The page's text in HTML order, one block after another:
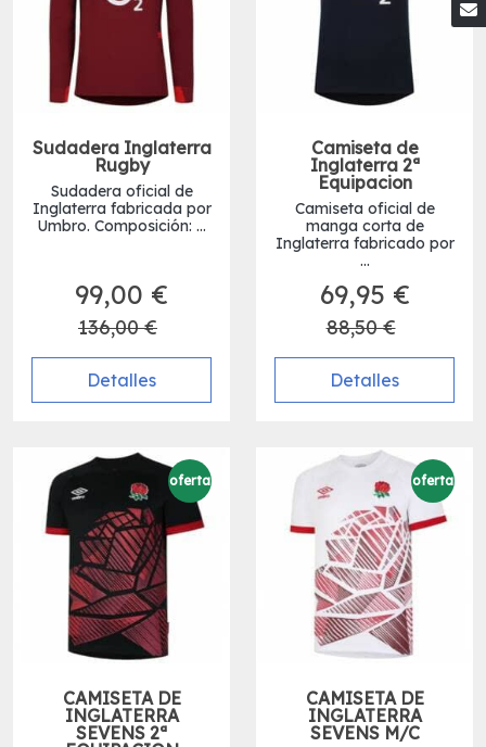
Sudadera Inglaterra
Rugby
Sudadera oficial de
Inglaterra fabricada por
Umbro. Composición: ...
99,00 €
136,00 €
Detalles
Camiseta de
Inglaterra 2ª
Equipacion
Camiseta oficial de
manga corta de
Inglaterra fabricado por
...
69,95 €
88,50 €
Detalles
CAMISETA DE
INGLATERRA
SEVENS 2ª
oferta
CAMISETA DE
INGLATERRA
SEVENS M/C
oferta